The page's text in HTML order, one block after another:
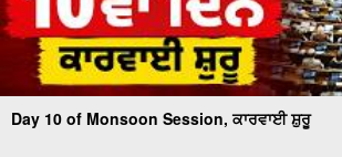
Day 10 of Monsoon Session, ਕਾਰਵਾਈ ਸ਼ੁਰੂ